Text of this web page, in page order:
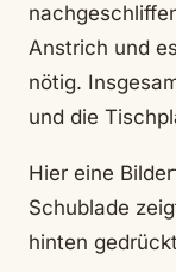
Anstrich und
nötig.
und die
Hier eine
Schublade
hinten